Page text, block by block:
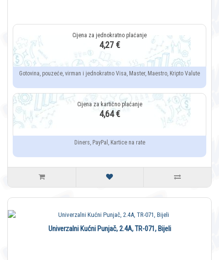
4,27 €
Gotovina, pouzeće, virman i jednokratno Visa, Master, Maestro, Kripto Valute
4,64 €
Diners, PayPal, Kartice na rate
Univerzalni Kućni Punjač, 2.4A, TR-071, Bijeli